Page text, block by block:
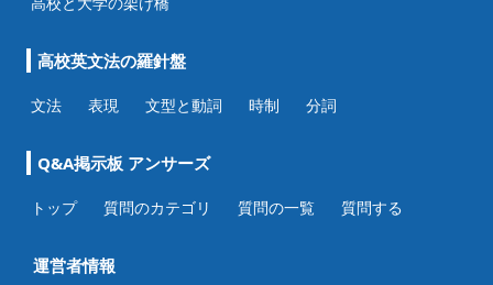
高校英文法の羅針盤
文法 表現 文型と動詞 時制 分詞
Q&A掲示板 アンサーズ
トップ 質問のカテゴリ 質問の一覧 質問する
運営者情報